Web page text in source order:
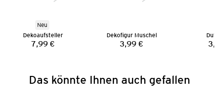
Neu
Dekoaufsteller
Preis:
7,99 €
Dekofigur Muschel
Preis:
3,99 €
Das könnte Ihnen auch gefallen